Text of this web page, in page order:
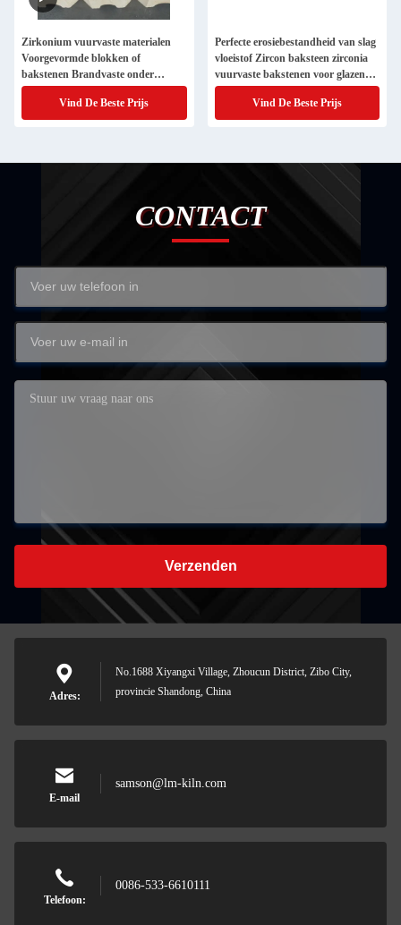
Zirkonium vuurvaste materialen
Voorgevormde blokken of
bakstenen Brandvaste onder
belasting C ≥ 1600 ZS-63
Vind De Beste Prijs
Perfecte erosiebestandheid van slag
vloeistof Zircon baksteen zirconia
vuurvaste bakstenen voor glazen
oven
Vind De Beste Prijs
CONTACT
Verzenden
Adres:
No.1688 Xiyangxi Village, Zhoucun District, Zibo City,
provincie Shandong, China
E-mail
samson@lm-kiln.com
Telefoon:
0086-533-6610111